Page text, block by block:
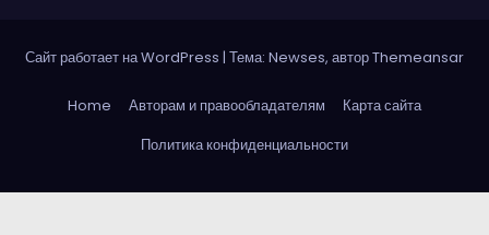
Сайт работает на WordPress | Тема: Newses, авторThemeansar
Home Авторам и правообладателям
Карта сайта
Политика конфиденциальности